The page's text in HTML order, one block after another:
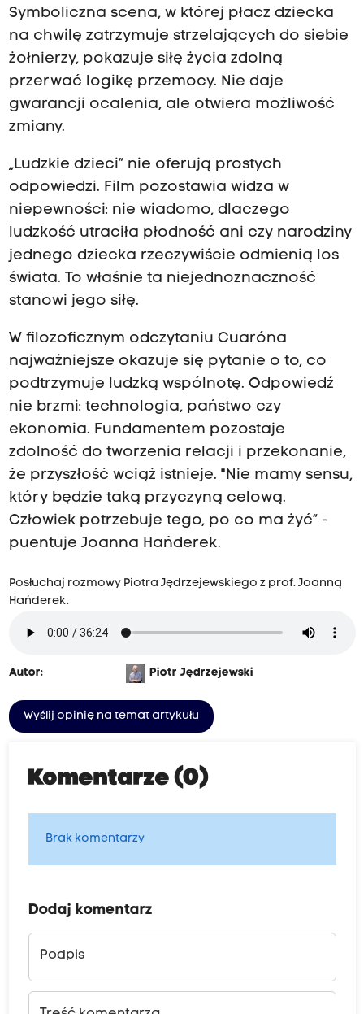
Symboliczna scena, w której płacz dziecka
na chwilę zatrzymuje strzelających do siebie
żołnierzy, pokazuje siłę życia zdolną
przerwać logikę przemocy. Nie daje
gwarancji ocalenia, ale otwiera możliwość
zmiany.
„Ludzkie dzieci” nie oferują prostych
odpowiedzi. Film pozostawia widza w
niepewności: nie wiadomo, dlaczego
ludzkość utraciła płodność ani czy narodziny
jednego dziecka rzeczywiście odmienią los
świata. To właśnie ta niejednoznaczność
stanowi jego siłę.
W filozoficznym odczytaniu Cuaróna
najważniejsze okazuje się pytanie o to, co
podtrzymuje ludzką wspólnotę. Odpowiedź
nie brzmi: technologia, państwo czy
ekonomia. Fundamentem pozostaje
zdolność do tworzenia relacji i przekonanie,
że przyszłość wciąż istnieje. "Nie mamy sensu,
który będzie taką przyczyną celową.
Człowiek potrzebuje tego, po co ma żyć” -
puentuje Joanna Hańderek.
Posłuchaj rozmowy Piotra Jędrzejewskiego z prof. Joanną
Hańderek.
Autor: Piotr Jędrzejewski
Wyślij opinię na temat artykułu
Komentarze (0)
Brak komentarzy
Dodaj komentarz
Podpis